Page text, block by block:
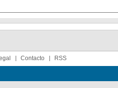
Contacto RSS